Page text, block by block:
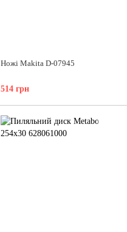
Ножі Makita D-07945
514 грн